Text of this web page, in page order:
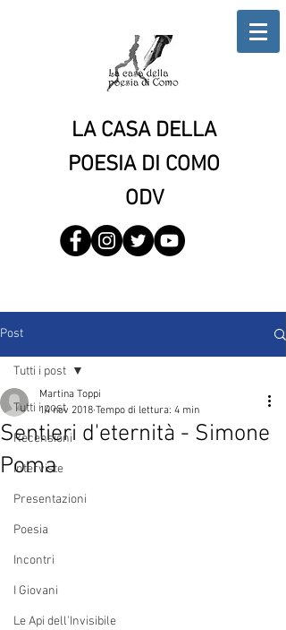
LA CASA DELLA
POESIA DI COMO
ODV
Post
Tutti i post
Recensioni
Interviste
Presentazioni
Poesia
Incontri
I Giovani
Le Api dell'Invisibile
Tutti i post
Sentieri d'eternità - Simone
Poma
Martina Toppi
14 nov 2018 Tempo di lettura: 4 min